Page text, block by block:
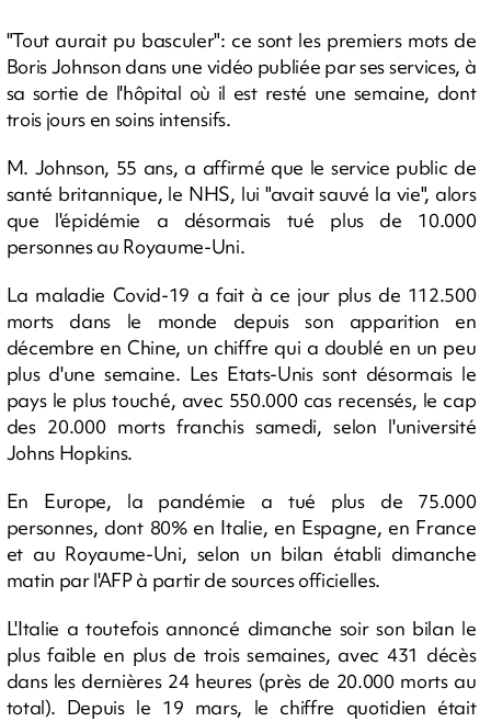
"Tout aurait pu basculer": ce sont les premiers mots de
Boris Johnson dans une vidéo publiée par ses services, à
sa sortie de l'hôpital où il est resté une semaine, dont
trois jours en soins intensifs.
M. Johnson, 55 ans, a affirmé que le service public de
santé britannique, le NHS, lui "avait sauvé la vie", alors
que l'épidémie a désormais tué plus de 10.000
personnes au Royaume-Uni.
La maladie Covid-19 a fait à ce jour plus de 112.500
morts dans le monde depuis son apparition en
décembre en Chine, un chiffre qui a doublé en un peu
plus d'une semaine. Les Etats-Unis sont désormais le
pays le plus touché, avec 550.000 cas recensés, le cap
des 20.000 morts franchis samedi, selon l'université
Johns Hopkins.
En Europe, la pandémie a tué plus de 75.000
personnes, dont 80% en Italie, en Espagne, en France
et au Royaume-Uni, selon un bilan établi dimanche
matin par l'AFP à partir de sources officielles.
L'Italie a toutefois annoncé dimanche soir son bilan le
plus faible en plus de trois semaines, avec 431 décès
dans les dernières 24 heures (près de 20.000 morts au
total). Depuis le 19 mars, le chiffre quotidien était